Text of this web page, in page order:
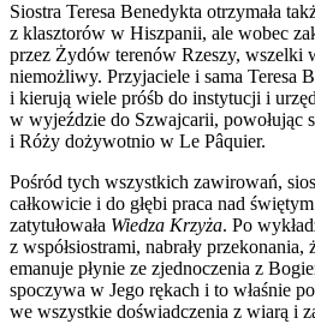
Siostra Teresa Benedykta otrzymała
z klasztorów w Hiszpanii, ale wobec
przez Żydów terenów Rzeszy, wszelki
niemożliwy. Przyjaciele i sama Teresa
i kierują wiele próśb do instytucji i
w wyjeździe do Szwajcarii, powołując
i Róży dożywotnio w Le Pâquier.
Pośród tych wszystkich zawirowań,
całkowicie i do głębi praca nad
zatytułowała Wiedza Krzyża. Po
z współsiostrami, nabrały
emanuje płynie ze zjednoczenia z
spoczywa w Jego rękach i to właśnie
we wszystkie doświadczenia z wiarą i